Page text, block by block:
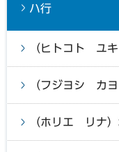
ハ行
（ヒトコト ユ
（フジヨシ カ
（ホリエ リナ